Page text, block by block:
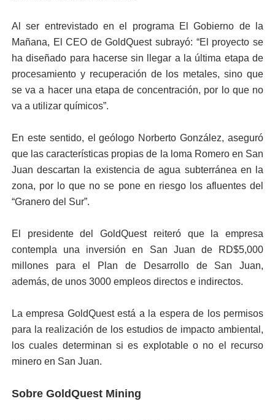
Al ser entrevistado en el programa El Gobierno de la
Mañana, El CEO de GoldQuest subrayó: “El proyecto se
ha diseñado para hacerse sin llegar a la última etapa de
procesamiento y recuperación de los metales, sino que
se va a hacer una etapa de concentración, por lo que no
va a utilizar químicos”.
En este sentido, el geólogo Norberto González, aseguró
que las características propias de la loma Romero en San
Juan descartan la existencia de agua subterránea en la
zona, por lo que no se pone en riesgo los afluentes del
“Granero del Sur”.
El presidente del GoldQuest reiteró que la empresa
contempla una inversión en San Juan de RD$5,000
millones para el Plan de Desarrollo de San Juan,
además, de unos 3000 empleos directos e indirectos.
La empresa GoldQuest está a la espera de los permisos
para la realización de los estudios de impacto ambiental,
los cuales determinan si es explotable o no el recurso
minero en San Juan.
Sobre GoldQuest Mining